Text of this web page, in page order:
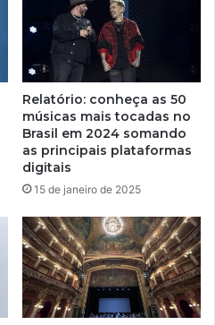
Relatório: conheça as 50
músicas mais tocadas no
Brasil em 2024 somando
as principais plataformas
digitais
15 de janeiro de 2025